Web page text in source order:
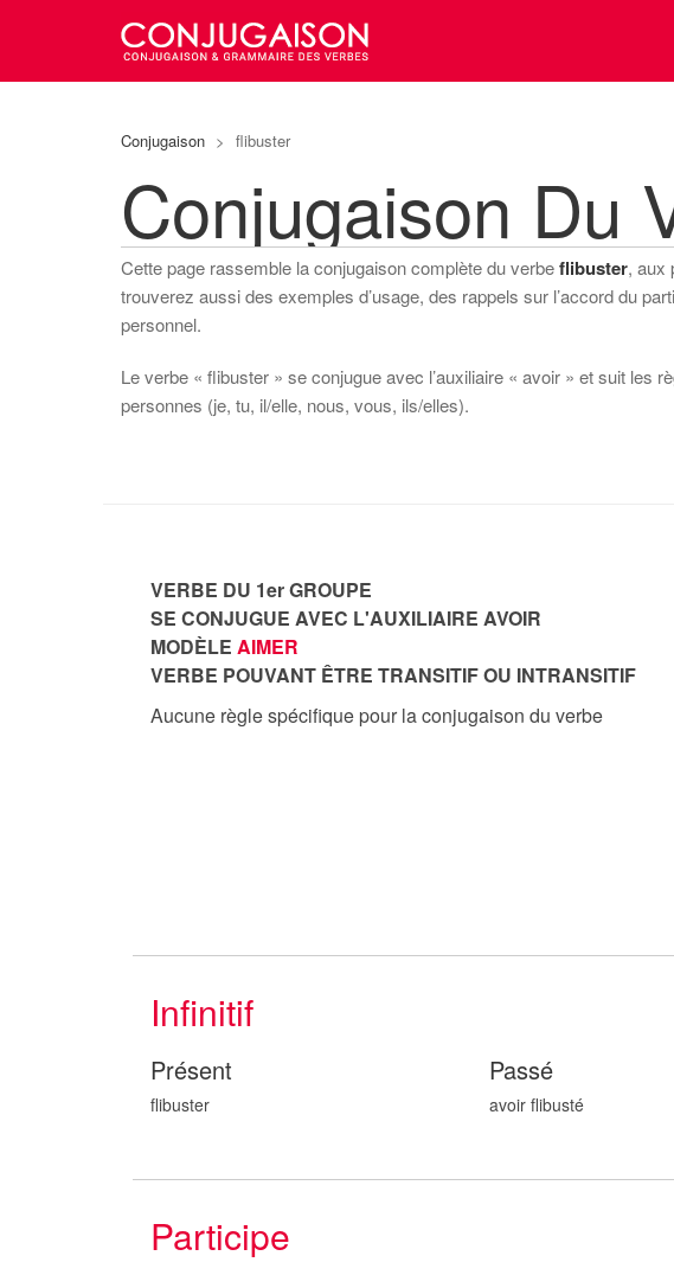
Conjugaison > flibuster
Conjugaison Du
Cette page rassemble la conjugaison complète du verbeflibuster, aux
trouverez aussi des exemples d’usage, des rappels sur l’accord du
personnel.
Le verbe « flibuster » se conjugue avec l’auxiliaire « avoir » et suit les
personnes (je, tu, il/elle, nous, vous, ils/elles).
VERBE DU 1er GROUPE
SE CONJUGUE AVEC L'AUXILIAIRE AVOIR
MODÈLE AIMER
VERBE POUVANT ÊTRE TRANSITIF OU INTRANSITIF
Aucune règle spécifique pour la conjugaison du verbe
Infinitif
Présent
flibuster
Passé
avoir flibusté
Participe